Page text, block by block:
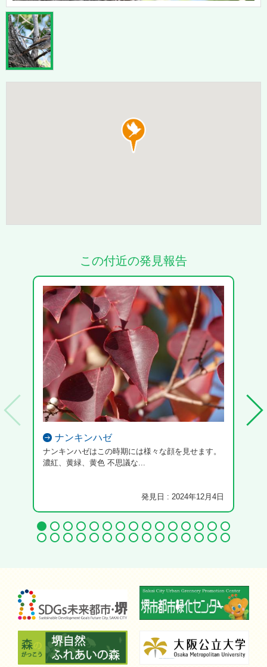
この付近の発見報告
ナンキンハゼ
ナンキンハゼはこの時期には様々な顔を見せます。
濃紅、黄緑、黄色 不思議な...
発見日 : 2024年12月4日